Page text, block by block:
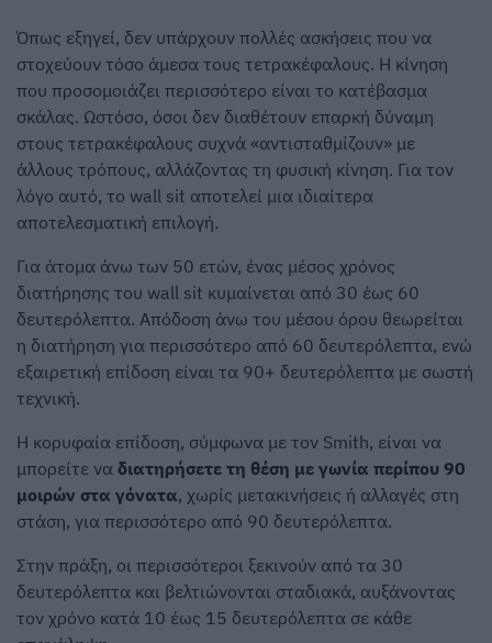
Όπως εξηγεί, δεν υπάρχουν πολλές ασκήσεις που να
στοχεύουν τόσο άμεσα τους τετρακέφαλους. Η κίνηση
που προσομοιάζει περισσότερο είναι το κατέβασμα
σκάλας. Ωστόσο, όσοι δεν διαθέτουν επαρκή δύναμη
στους τετρακέφαλους συχνά «αντισταθμίζουν» με
άλλους τρόπους, αλλάζοντας τη φυσική κίνηση. Για τον
λόγο αυτό, το wall sit αποτελεί μια ιδιαίτερα
αποτελεσματική επιλογή.
Για άτομα άνω των 50 ετών, ένας μέσος χρόνος
διατήρησης του wall sit κυμαίνεται από 30 έως 60
δευτερόλεπτα. Απόδοση άνω του μέσου όρου θεωρείται
η διατήρηση για περισσότερο από 60 δευτερόλεπτα, ενώ
εξαιρετική επίδοση είναι τα 90+ δευτερόλεπτα με σωστή
τεχνική.
Η κορυφαία επίδοση, σύμφωνα με τον Smith, είναι να
μπορείτε να διατηρήσετε τη θέση με γωνία περίπου 90
μοιρών στα γόνατα, χωρίς μετακινήσεις ή αλλαγές στη
στάση, για περισσότερο από 90 δευτερόλεπτα.
Στην πράξη, οι περισσότεροι ξεκινούν από τα 30
δευτερόλεπτα και βελτιώνονται σταδιακά, αυξάνοντας
τον χρόνο κατά 10 έως 15 δευτερόλεπτα σε κάθε